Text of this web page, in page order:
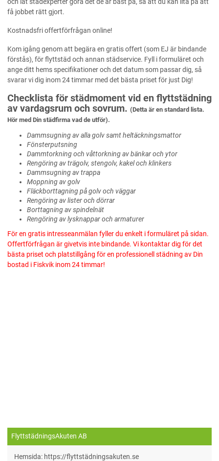
få jobbet rätt gjort.
Kostnadsfri offertförfrågan online!
Kom igång genom att begära en gratis offert (som EJ är bindande
förstås), för flyttstäd och annan städservice. Fyll i formuläret och
ange ditt hems specifikationer och det datum som passar dig, så
svarar vi dig inom 24 timmar med det bästa priset för just Dig!
Checklista för städmoment vid en flyttstädning
av vardagsrum och sovrum. (Detta är en standard lista.
Hör med Din städfirma vad de utför).
Dammsugning av alla golv samt heltäckningsmattor
Fönsterputsning
Dammtorkning och våttorkning av bänkar och ytor
Rengöring av trägolv, stengolv, kakel och klinkers
Dammsugning av trappa
Moppning av golv
Fläckborttagning på golv och väggar
Rengöring av lister och dörrar
Borttagning av spindelnät
Rengöring av lysknappar och armaturer
För en gratis intresseanmälan fyller du enkelt i formuläret på sidan.
Offertförfrågan är givetvis inte bindande. Vi kontaktar dig för det
bästa priset och platstillgång för en professionell städning av Din
bostad i Fiskvik inom 24 timmar!
FlyttstädningsAkuten AB
Hemsida: https://flyttstädningsakuten.se